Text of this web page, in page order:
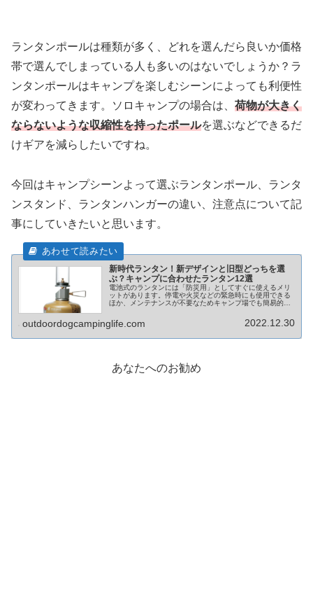
ランタンポールは種類が多く、どれを選んだら良いか価格
帯で選んでしまっている人も多いのはないでしょうか？ラ
ンタンポールはキャンプを楽しむシーンによっても利便性
が変わってきます。ソロキャンプの場合は、 荷物が大きく
ならないような収縮性を持ったポールを選ぶなどできるだ
けギアを減らしたいですね。
今回はキャンプシーンよって選ぶランタンポール、ランタ
ンスタンド、ランタンハンガーの違い、注意点について記
事にしていきたいと思います。
新時代ランタン！新デザインと旧型どっちを選
ぶ？キャンプに合わせたランタン12選
電池式のランタンには「防災用」としてすぐに使えるメリ
ットがあります。停電や火災などの緊急時にも使用できる
ほか、メンテナンスが不要なためキャンプ場でも簡易的に
outdoordogcampinglife.com 2022.12.30
あなたへのお勧め